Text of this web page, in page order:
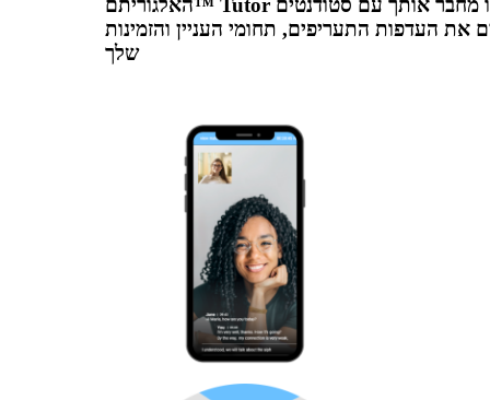
האלגוריתם™ Tutor שלנו מחבר אותך עם סטודנטים
את העדפות התעריפים, תחומי העניין והזמינות
שלך